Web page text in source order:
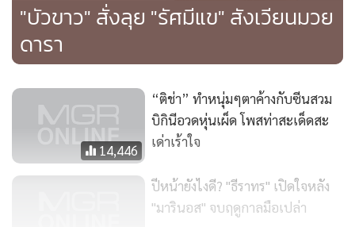
"บัวขาว" สั่งลุย "รัศมีแข" สังเวียนมวย
ดารา
14,446
“ติช่า” ทำหนุ่มๆตาค้างกับซีนสวม
บิกินีอวดหุ่นเผ็ด โพสท่าสะเด็ดสะ
เด่าเร้าใจ
ปีหน้ายังไงดี? "ธีราทร" เปิดใจหลัง
"มารินอส" จบฤดูกาลมือเปล่า